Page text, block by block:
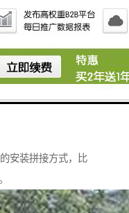
安装拼接方式，比